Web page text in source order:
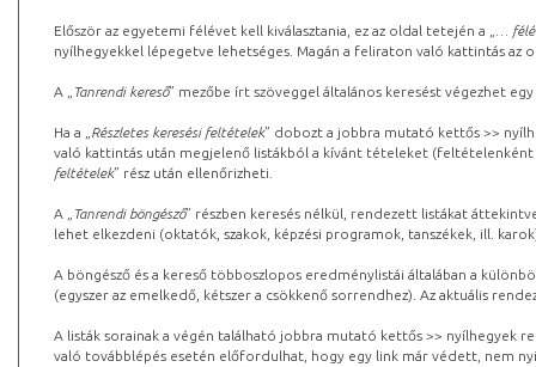
Először az egyetemi félévet kell kiválasztania, ez az oldal tetején a „
…
nyílhegyekkel lépegetve lehetséges. Magán a feliraton való kattintás az
A „ Tanrendi kereső” mezőbe írt szöveggel általános keresést végezhet
Ha a „ Részletes keresési feltételek” dobozt a jobbra mutató kettős >>
való kattintás után megjelenő listákból a kívánt tételeket (feltételenként
feltételek” rész után ellenőrizheti.
A „ Tanrendi böngésző” részben keresés nélkül, rendezett listákat
lehet elkezdeni (oktatók, szakok, képzési programok, tanszékek, ill.
A böngésző és a kereső többoszlopos eredménylistái általában a
(egyszer az emelkedő, kétszer a csökkenő sorrendhez). Az aktuális
A listák sorainak a végén található jobbra mutató kettős >> nyílhegyek
való továbblépés esetén előfordulhat, hogy egy link már védett, nem